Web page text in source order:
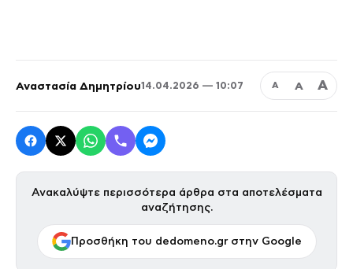
Αναστασία Δημητρίου14.04.2026 — 10:07 Α Α Α
Ανακαλύψτε περισσότερα άρθρα στα αποτελέσματα
αναζήτησης.
Προσθήκη του dedomeno.gr στην Google